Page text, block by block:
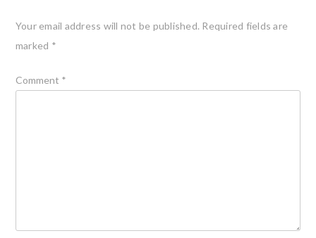
Your email address will not be published. Required fields are
marked *
Comment *